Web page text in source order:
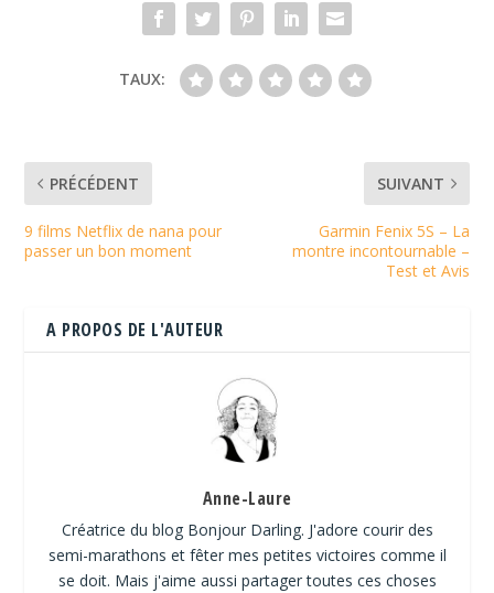
TAUX:
PRÉCÉDENT
9 films Netflix de nana pour
passer un bon moment
SUIVANT
Garmin Fenix 5S – La
montre incontournable –
Test et Avis
A PROPOS DE L'AUTEUR
Anne-Laure
Créatrice du blog Bonjour Darling. J'adore courir des
semi-marathons et fêter mes petites victoires comme il
se doit. Mais j'aime aussi partager toutes ces choses